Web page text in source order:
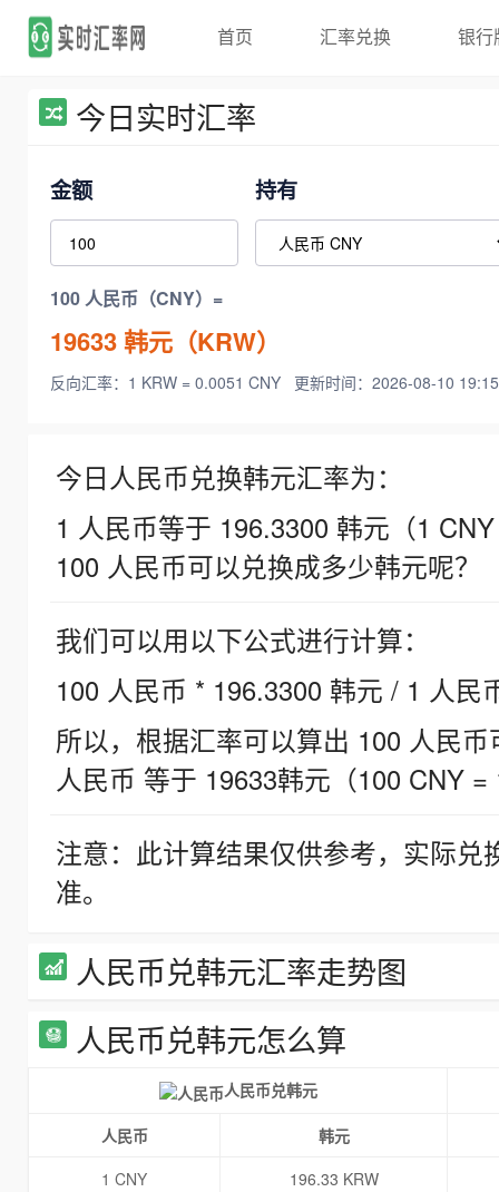
首页 汇率兑换 银行
今日实时汇率
金额 持有
100 人民币（CNY）=
19633韩元（KRW）
反向汇率：1 KRW = 0.0051 CNY 更新时间：2026-08-10
今日人民币兑换韩元汇率为：
1 人民币等于 196.3300 韩元（1
100 人民币可以兑换成多少韩元呢？
我们可以用以下公式进行计算：
100 人民币 * 196.3300 韩元 / 1 人民
所以，根据汇率可以算出 100 人民
人民币 等于 19633韩元（100 CNY =
注意：此计算结果仅供参考，实际
准。
人民币兑韩元汇率走势图
人民币兑韩元怎么算
人民币兑韩元
人民币
韩元
1 CNY
196.33 KRW